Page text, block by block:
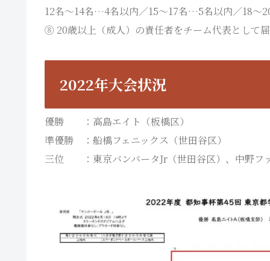
12名～14名…4名以内／15～17名…5名以内／18～
⑧ 20歳以上（成人）の責任者をチーム代表として
2022年大会状況
優勝 ：高島エイト（板橋区）
準優勝 ：船橋フェニックス（世田谷区）
三位 ：東京バンバータJr（世田谷区）、中野フ